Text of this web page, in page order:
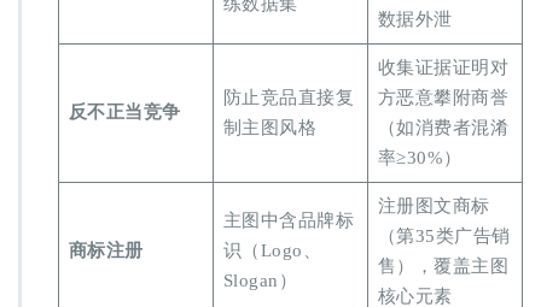
数据外泄
​反不正当竞争​
防止竞品直接复
制主图风格
收集证据证明对
方恶意攀附商誉
（如消费者混淆
率≥30%）
​商标注册​
主图中含品牌标
识（Logo、
Slogan）
注册图文商标
（第35类广告销
售），覆盖主图
核心元素